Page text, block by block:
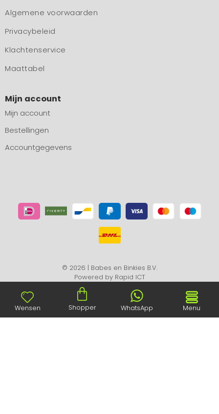
Algemene voorwaarden
Privacybeleid
Klachtenservice
Maattabel
Mijn account
Mijn account
Bestellingen
Accountgegevens
© 2026 | Babes en Binkies B.V.
Powered by Rapid ICT
Wensen Shopper WhatsApp Menu